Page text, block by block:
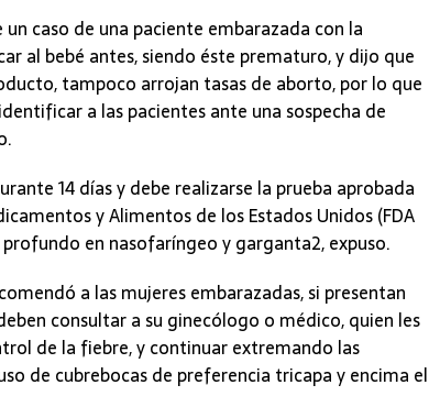
caso de una paciente embarazada con la
al bebé antes, siendo éste prematuro, y dijo que
tampoco arrojan tasas de aborto, por lo que
a las pacientes ante una sospecha de
14 días y debe realizarse la prueba aprobada
y Alimentos de los Estados Unidos (FDA
en nasofaríngeo y garganta2, expuso.
a las mujeres embarazadas, si presentan
consultar a su ginecólogo o médico, quien les
de la fiebre, y continuar extremando las
de cubrebocas de preferencia tricapa y encima el